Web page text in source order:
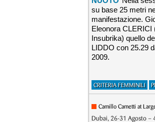
su base 25 metri
manifestazione.
Eleonora CLERICI
Insubrika) quello
LIDDO con 25.29
2009.
CRITERIA FEMMINILI
Camillo Cametti at
Dubai, 26-31 Agosto –